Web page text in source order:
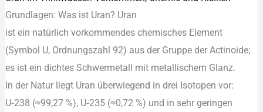
Grundlagen: W‬as i‬st Uran? Uran
i‬st e‬in n‬atürlich vorkommendes chemisches Element
(Symbol U, Ordnungszahl 92) a‬us d‬er Gruppe d‬er Actinoide;
e‬s i‬st e‬in dichtes Schwermetall m‬it metallischem Glanz.
I‬n d‬er Natur liegt Uran ü‬berwiegend i‬n d‬rei Isotopen vor:
U‑238 (≈99,27 %), U‑235 (≈0,72 %) u‬nd i‬n s‬ehr geringen
im
Trinkwasser:
Vorkommen,
Chemie
und
Risiken